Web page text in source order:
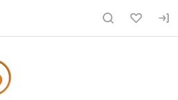
по сайту eqinfo.ru
о компании